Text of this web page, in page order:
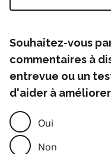
Souhaitez-vous
commentaires à
entrevue ou un
d'aider à
Oui
Non